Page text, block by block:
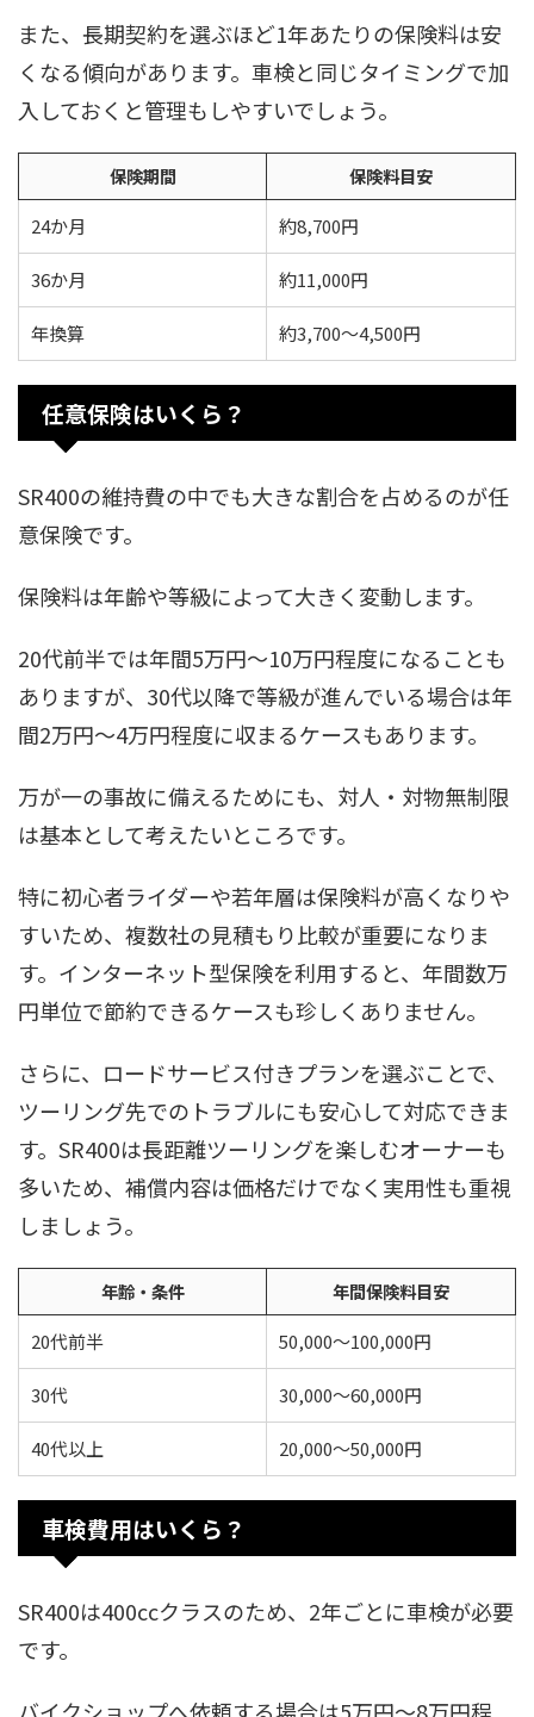
また、長期契約を選ぶほど1年あたりの保険料は安
くなる傾向があります。車検と同じタイミングで加
入しておくと管理もしやすいでしょう。
保険期間
保険料目安
24か月
約8,700円
36か月 約11,000円
年換算 約3,700〜4,500円
任意保険はいくら？
SR400の維持費の中でも大きな割合を占めるのが任
意保険です。
保険料は年齢や等級によって大きく変動します。
20代前半では年間5万円〜10万円程度になることも
ありますが、30代以降で等級が進んでいる場合は年
間2万円〜4万円程度に収まるケースもあります。
万が一の事故に備えるためにも、対人・対物無制限
は基本として考えたいところです。
特に初心者ライダーや若年層は保険料が高くなりや
すいため、複数社の見積もり比較が重要になりま
す。インターネット型保険を利用すると、年間数万
円単位で節約できるケースも珍しくありません。
さらに、ロードサービス付きプランを選ぶことで、
ツーリング先でのトラブルにも安心して対応できま
す。SR400は長距離ツーリングを楽しむオーナーも
多いため、補償内容は価格だけでなく実用性も重視
しましょう。
年齢・条件
年間保険料目安
20代前半
50,000〜100,000円
30代 30,000〜60,000円
40代以上 20,000〜50,000円
車検費用はいくら？
SR400は400ccクラスのため、2年ごとに車検が必要
です。